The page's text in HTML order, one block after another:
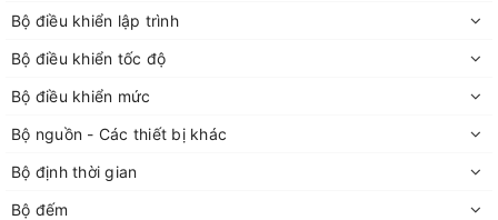
Bộ điều khiển lập trình
Bộ điều khiển tốc độ
Bộ điều khiển mức
Bộ nguồn - Các thiết bị khác
Bộ định thời gian
Bộ đếm